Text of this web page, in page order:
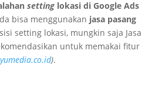
setting lokasi di Google Ads
bisa menggunakan jasa pasang
setting lokasi, mungkin saja Jasa
untuk memakai fitur
).